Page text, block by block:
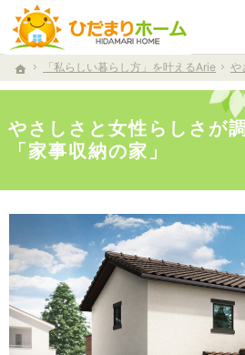
ホーム「私らしい暮らし方」を叶えるArie や
やさしさと女性らしさが
「家事収納の家」
一生に一度の家づくり。注文住宅（仁多郡・雲南市
注文住宅（仁多郡・雲南市・松江市）の工務店なら当